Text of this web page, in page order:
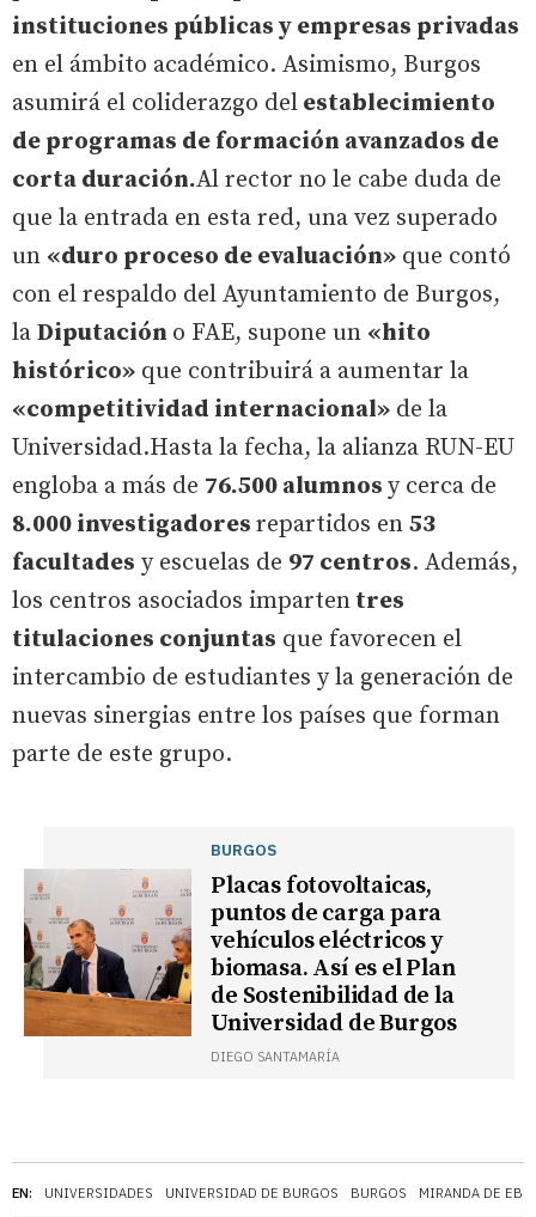
EN: UNIVERSIDADES UNIVERSIDAD DE BURGOS BURGOS MIRANDA DE
instituciones públicas y empresas privadas
en el ámbito académico. Asimismo, Burgos
asumirá el coliderazgo del establecimiento
de programas de formación avanzados de
corta duración.Al rector no le cabe duda de
que la entrada en esta red, una vez superado
un «duro proceso de evaluación» que contó
con el respaldo del Ayuntamiento de Burgos,
la Diputación o FAE, supone un «hito
histórico» que contribuirá a aumentar la
«competitividad internacional» de la
Universidad.Hasta la fecha, la alianza RUN-EU
engloba a más de 76.500 alumnos y cerca de
8.000 investigadores repartidos en 53
facultades y escuelas de 97 centros. Además,
los centros asociados imparten tres
titulaciones conjuntas que favorecen el
intercambio de estudiantes y la generación de
nuevas sinergias entre los países que forman
parte de este grupo.
BURGOS
Placas fotovoltaicas,
puntos de carga para
vehículos eléctricos y
biomasa. Así es el Plan
de Sostenibilidad de la
Universidad de Burgos
DIEGO SANTAMARÍA